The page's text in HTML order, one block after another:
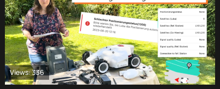
Views: 336